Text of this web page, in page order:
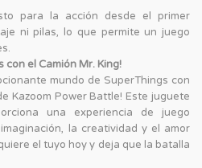
para la acción desde el primer
ni pilas, lo que permite un juego
con el Camión Mr. King!
mundo de SuperThings con
Kazoom Power Battle! Este juguete
una experiencia de juego
la creatividad y el amor
el tuyo hoy y deja que la batalla